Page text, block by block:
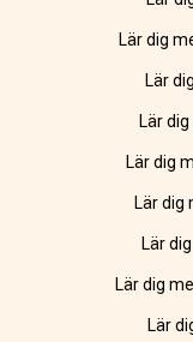
Lär dig
Lär
Lär
Lär dig
Lär dig
Lär
Lär dig
Lär